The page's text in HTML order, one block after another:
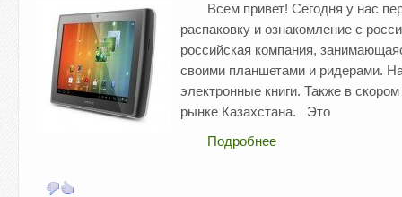
Всем привет! Сегодня у нас
распаковку и ознакомление с
российская компания,
своими планшетами и ридерами.
электронные книги. Также в
рынке Казахстана. Это
Подробнее